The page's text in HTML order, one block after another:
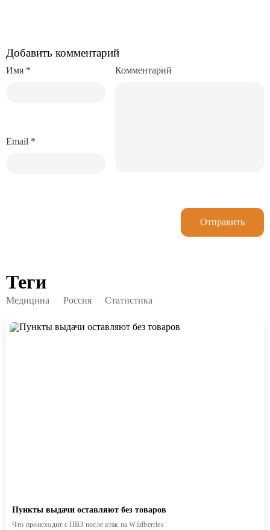
Добавить комментарий
Комментарий
Имя *
Email *
Отправить
Теги
Медицина Россия Статистика
Пункты выдачи оставляют без товаров
Что происходит с ПВЗ после атак на Wildberries